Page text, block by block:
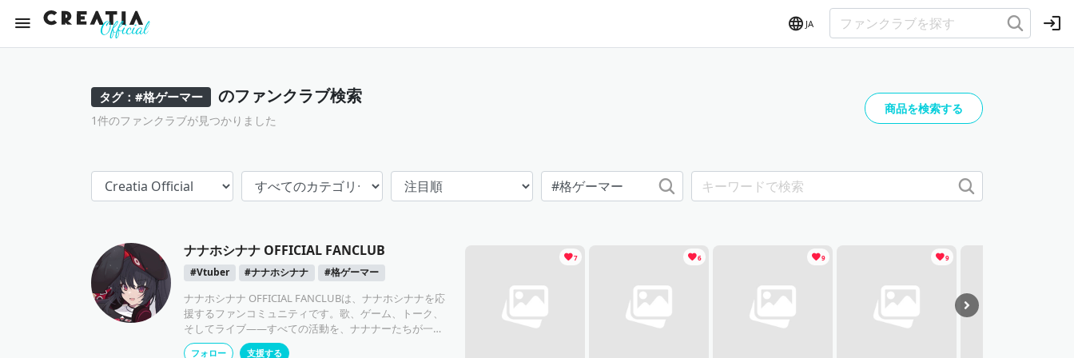
JA
タグ：#格ゲーマー のファンクラブ検索
1件のファンクラブが見つかりました
商品を検索する
ナナホシナナ OFFICIAL FANCLUB
#Vtuber #ナナホシナナ #格ゲーマー
ナナホシナナ OFFICIAL FANCLUBは、ナナホシナナを応
援するファンコミュニティです。歌、ゲーム、トーク、
そしてライブ——すべての活動を、ナナナーたちが一丸
となって支えるたいせつな場所。ここでしか味わえない
フォロー 支援する
7 6 9 9